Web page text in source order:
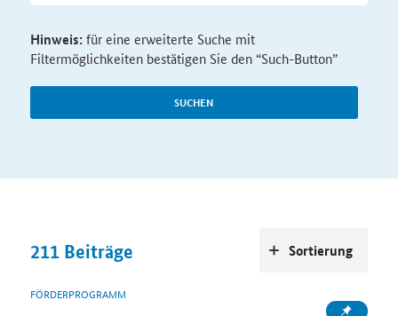
SUCHEN
Hinweis:für eine erweiterte Suche mit
Filtermöglichkeiten bestätigen Sie den “Such-Button”
211 Beiträge
FÖRDERPROGRAMM
Sortierung